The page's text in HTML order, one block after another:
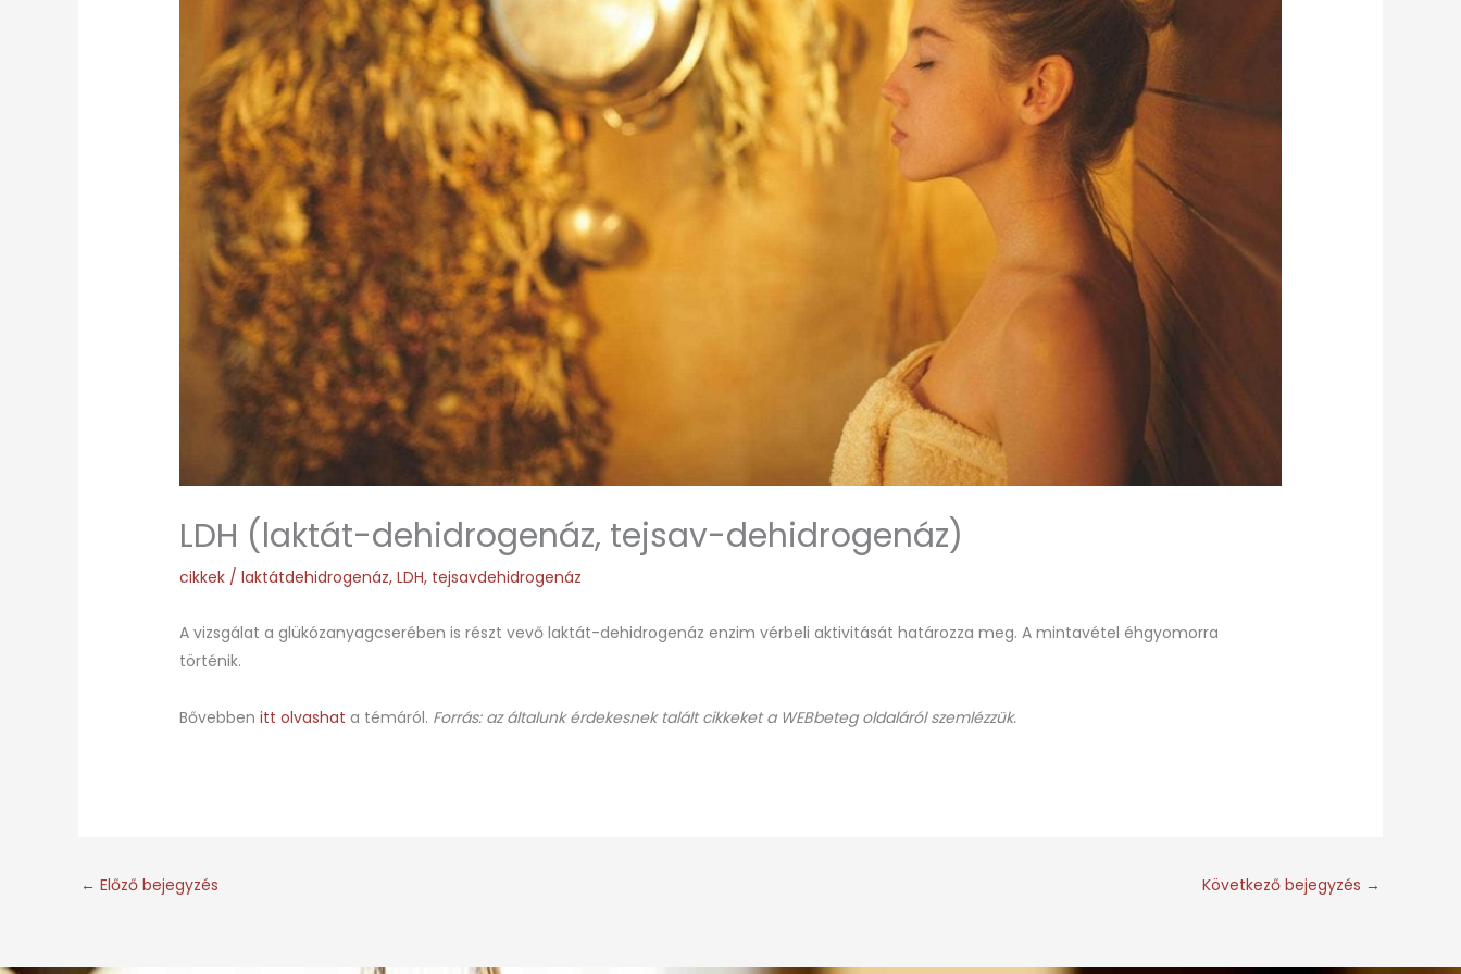
LDH (laktát-dehidrogenáz, tejsav-dehidrogenáz)
cikkek /laktátdehidrogenáz,LDH, tejsavdehidrogenáz
A vizsgálat a glükózanyagcserében is részt vevő laktát-dehidrogenáz enzim vérbeli aktivitását határozza meg. A mintavétel éhgyomorra
történik.
Bővebbenitt olvashata témáról. Forrás: az általunk érdekesnek talált cikkeket a WEBbeteg oldaláról szemlézzük.
← Előző bejegyzés Következő bejegyzés →